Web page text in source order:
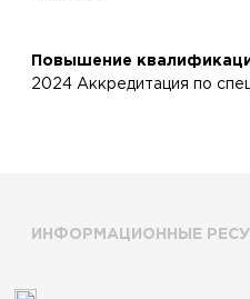
Повышение
2024 Аккредитация по
ИНФОРМАЦИОННЫЕ